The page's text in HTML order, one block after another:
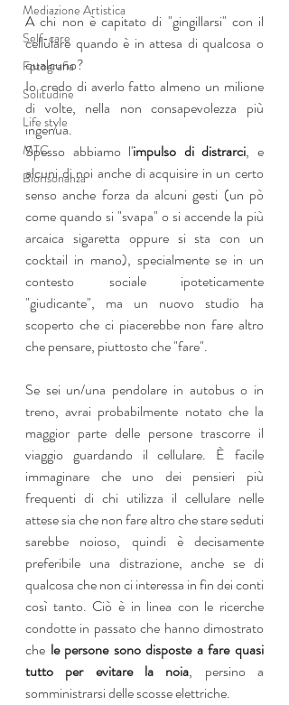
Mediazione Artistica
Self-care
Fotografia
Solitudine
Life style
MTC
Biorisonanza
A chi non è capitato di "gingillarsi" con il
cellulare quando è in attesa di qualcosa o
qualcuno?
Io credo di averlo fatto almeno un milione
di volte, nella non consapevolezza più
ingenua.
Spesso abbiamo l'impulso di distrarci, e
alcuni di noi anche di acquisire in un certo
senso anche forza da alcuni gesti (un pò
come quando si "svapa" o si accende la più
arcaica sigaretta oppure si sta con un
cocktail in mano), specialmente se in un
contesto sociale ipoteticamente
"giudicante", ma un nuovo studio ha
scoperto che ci piacerebbe non fare altro
che pensare, piuttosto che "fare".
Se sei un/una pendolare in autobus o in
treno, avrai probabilmente notato che la
maggior parte delle persone trascorre il
viaggio guardando il cellulare. È facile
immaginare che uno dei pensieri più
frequenti di chi utilizza il cellulare nelle
attese sia che non fare altro che stare seduti
sarebbe noioso, quindi è decisamente
preferibile una distrazione, anche se di
qualcosa che non ci interessa in fin dei conti
così tanto. Ciò è in linea con le ricerche
condotte in passato che hanno dimostrato
che le persone sono disposte a fare quasi
tutto per evitare la noia, persino a
somministrarsi delle scosse elettriche.